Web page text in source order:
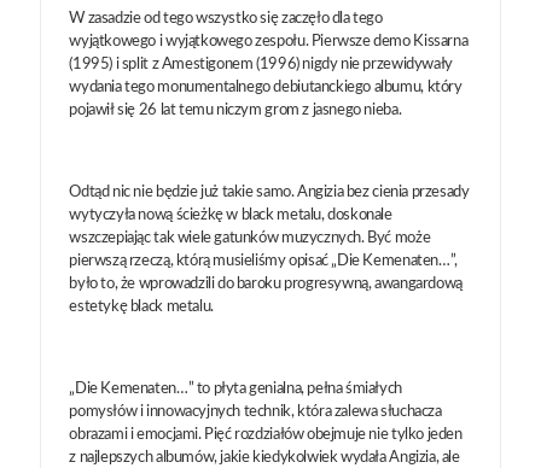
W zasadzie od tego wszystko się zaczęło dla tego
wyjątkowego i wyjątkowego zespołu. Pierwsze demo Kissarna
(1995) i split z Amestigonem (1996) nigdy nie przewidywały
wydania tego monumentalnego debiutanckiego albumu, który
pojawił się 26 lat temu niczym grom z jasnego nieba.
Odtąd nic nie będzie już takie samo. Angizia bez cienia przesady
wytyczyła nową ścieżkę w black metalu, doskonale
wszczepiając tak wiele gatunków muzycznych. Być może
pierwszą rzeczą, którą musieliśmy opisać „Die Kemenaten…”,
było to, że wprowadzili do baroku progresywną, awangardową
estetykę black metalu.
„Die Kemenaten…” to płyta genialna, pełna śmiałych
pomysłów i innowacyjnych technik, która zalewa słuchacza
obrazami i emocjami. Pięć rozdziałów obejmuje nie tylko jeden
z najlepszych albumów, jakie kiedykolwiek wydała Angizia, ale